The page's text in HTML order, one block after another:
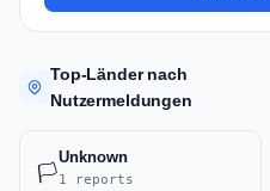
Top-Länder nach
Nutzermeldungen
🏳️
Unknown
1 reports